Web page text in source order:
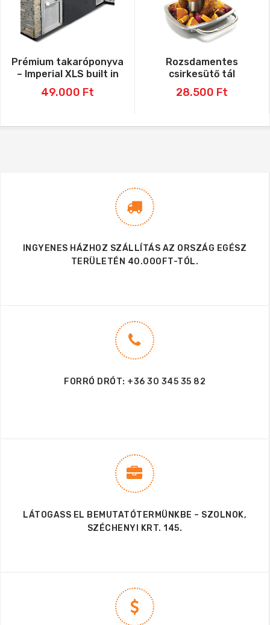
Prémium takaróponyva
– Imperial XLS built in
49.000 Ft
Rozsdamentes
csirkesütő tál
28.500 Ft
INGYENES HÁZHOZ SZÁLLÍTÁS AZ ORSZÁG EGÉSZ
TERÜLETÉN 40.000FT-TÓL.
FORRÓ DRÓT: +36 30 345 35 82
LÁTOGASS EL BEMUTATÓTERMÜNKBE – SZOLNOK,
SZÉCHENYI KRT. 145.